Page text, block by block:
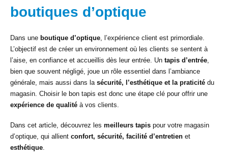
boutiques d’optique
Dans une boutique d’optique , l’expérience client est primordiale.
L’objectif est de créer un environnement où les clients se sentent à
l’aise, en confiance et accueillis dès leur entrée. Un tapis d’entrée
bien que souvent négligé, joue un rôle essentiel dans l’ambiance
générale, mais aussi dans la sécurité, l’esthétique et la praticité du
magasin. Choisir le bon tapis est donc une étape clé pour offrir une
expérience de qualité à vos clients.
Dans cet article, découvrez les meilleurs tapis pour votre magasin
d’optique, qui allient confort, sécurité, facilité d’entretien et
esthétique.